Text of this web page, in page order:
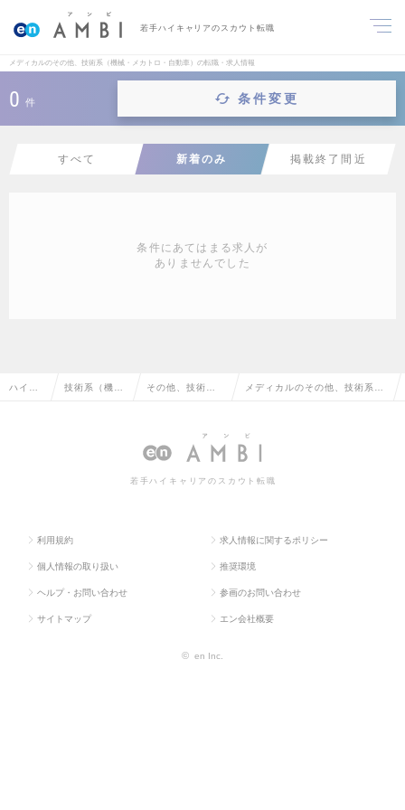
若手ハイキャリアのスカウト転職
メディカルのその他、技術系（機械・メカトロ・自動車）の転職・求人情報
0 件 条件変更
すべて 新着のみ 掲載終了間近
条件にあてはまる求人が
ありませんでした
ハイク 技術系（機 その他、技術系
ロ・自動車）
メディカルのその他、技術系
転職・求人情報一覧
若手ハイキャリアのスカウト転職
利用規約 求人情報に関するポリシー
個人情報の取り扱い 推奨環境
ヘルプ・お問い合わせ 参画のお問い合わせ
サイトマップ エン会社概要
© en Inc.